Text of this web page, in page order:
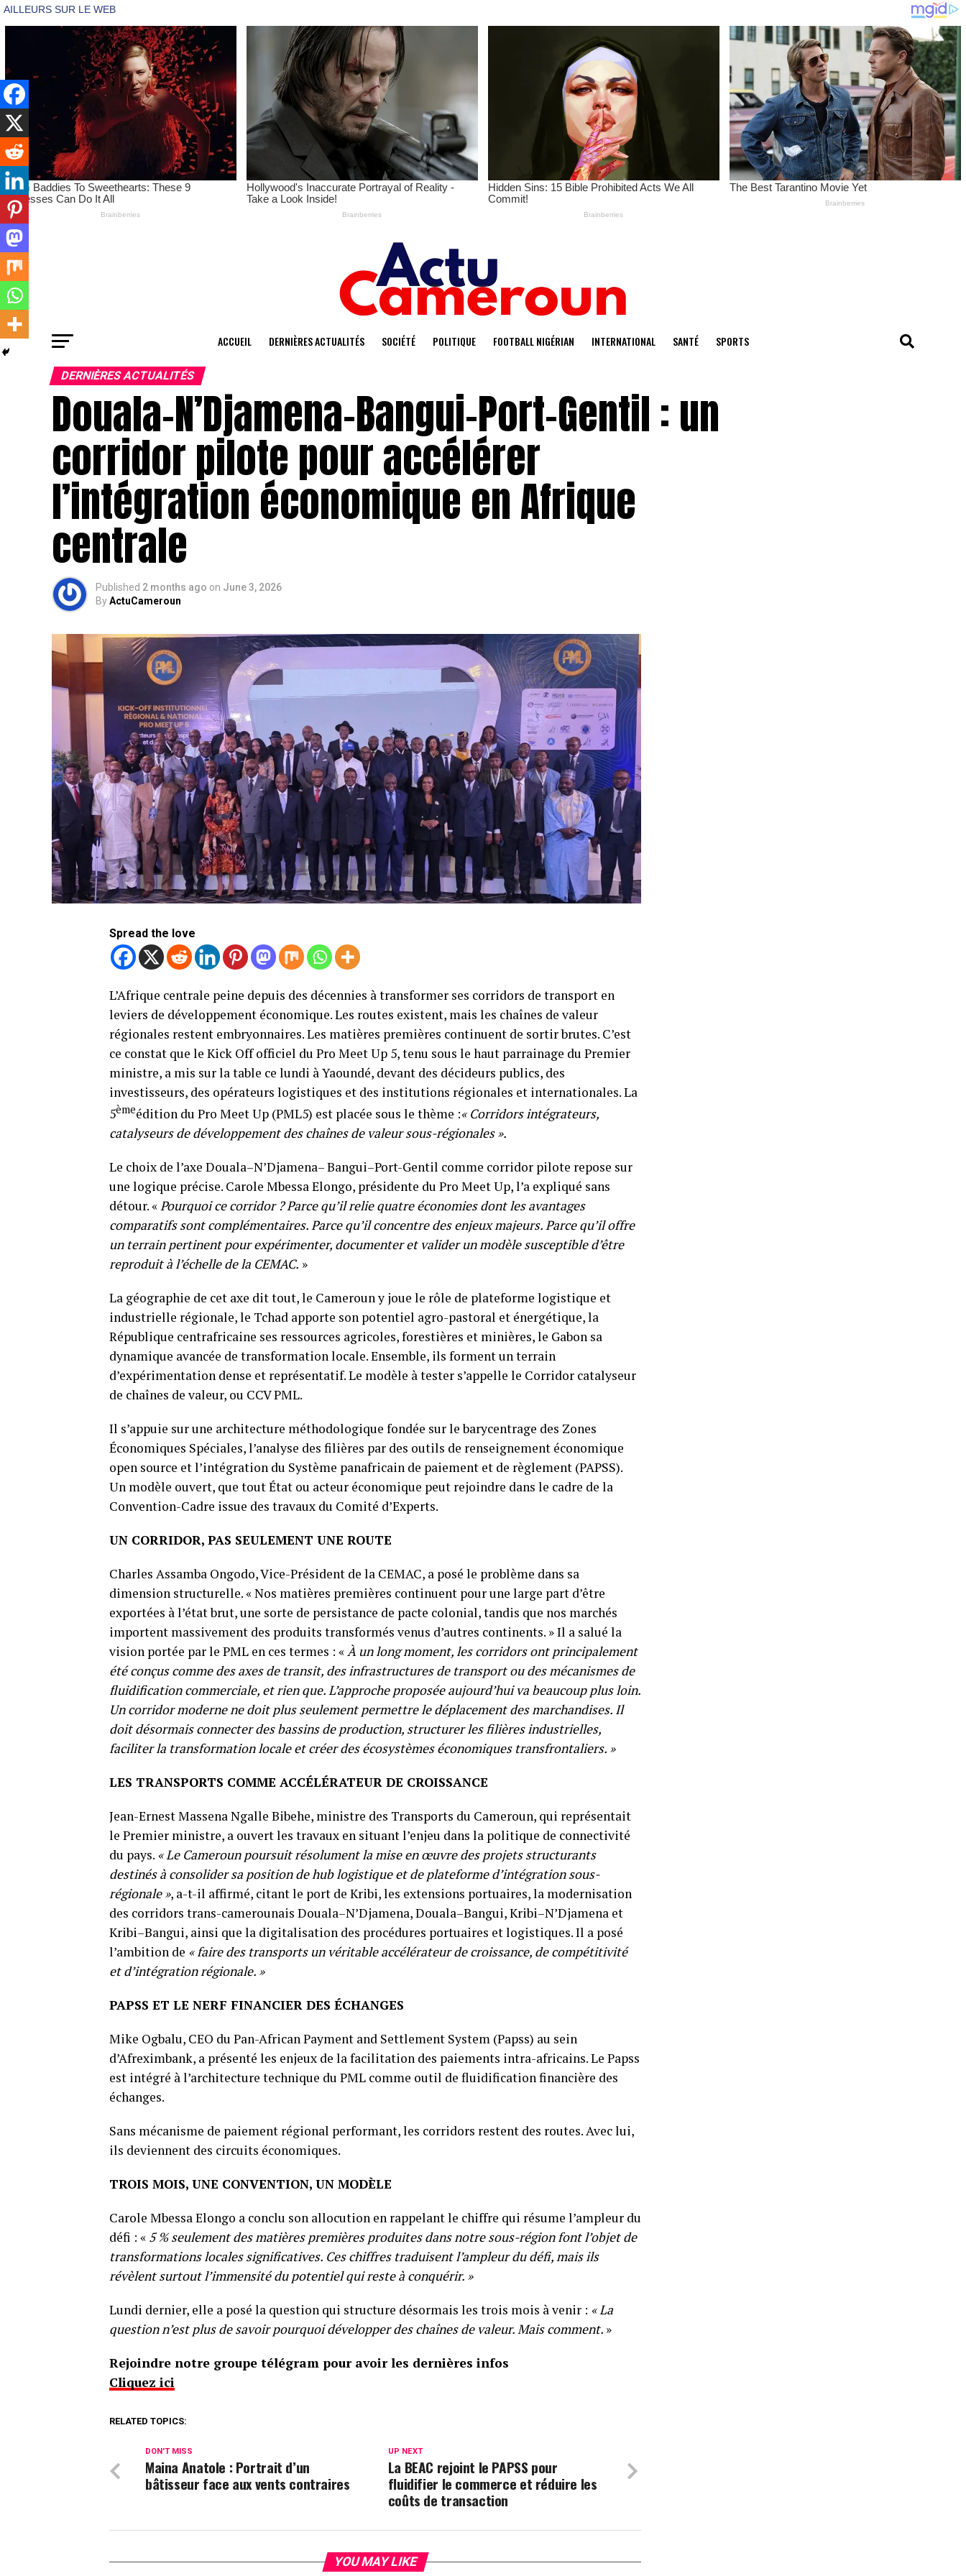
ACCUEIL DERNIÈRES ACTUALITÉS SOCIÉTÉ POLITIQUE FOOTBALL NIGÉRIAN INTERNATIONAL SANTÉ SPORTS
DERNIÈRES ACTUALITÉS
Douala–N’Djamena–Bangui–Port-Gentil : un
corridor pilote pour accélérer
l’intégration économique en Afrique
centrale
Published 2 months ago on June 3, 2026
ByActuCameroun
Spread the love
L’Afrique centrale peine depuis des décennies à transformer ses corridors de transport en
leviers de développement économique. Les routes existent, mais les chaînes de valeur
régionales restent embryonnaires. Les matières premières continuent de sortir brutes. C’est
ce constat que le Kick Off officiel du Pro Meet Up 5, tenu sous le haut parrainage du Premier
ministre, a mis sur la table ce lundi à Yaoundé, devant des décideurs publics, des
investisseurs, des opérateurs logistiques et des institutions régionales et internationales. La
5èmeédition du Pro Meet Up (PML5) est placée sous le thème :« Corridors intégrateurs,
catalyseurs de développement des chaînes de valeur sous-régionales ».
Le choix de l’axe Douala–N’Djamena– Bangui–Port-Gentil comme corridor pilote repose sur
une logique précise. Carole Mbessa Elongo, présidente du Pro Meet Up, l’a expliqué sans
détour. «Pourquoi ce corridor ? Parce qu’il relie quatre économies dont les avantages
comparatifs sont complémentaires. Parce qu’il concentre des enjeux majeurs. Parce qu’il offre
un terrain pertinent pour expérimenter, documenter et valider un modèle susceptible d’être
reproduit à l’échelle de la CEMAC. »
La géographie de cet axe dit tout, le Cameroun y joue le rôle de plateforme logistique et
industrielle régionale, le Tchad apporte son potentiel agro-pastoral et énergétique, la
République centrafricaine ses ressources agricoles, forestières et minières, le Gabon sa
dynamique avancée de transformation locale. Ensemble, ils forment un terrain
d’expérimentation dense et représentatif. Le modèle à tester s’appelle le Corridor catalyseur
de chaînes de valeur, ou CCV PML.
Il s’appuie sur une architecture méthodologique fondée sur le barycentrage des Zones
Économiques Spéciales, l’analyse des filières par des outils de renseignement économique
open source et l’intégration du Système panafricain de paiement et de règlement (PAPSS).
Un modèle ouvert, que tout État ou acteur économique peut rejoindre dans le cadre de la
Convention-Cadre issue des travaux du Comité d’Experts.
UN CORRIDOR, PAS SEULEMENT UNE ROUTE
Charles Assamba Ongodo, Vice-Président de la CEMAC, a posé le problème dans sa
dimension structurelle. « Nos matières premières continuent pour une large part d’être
exportées à l’état brut, une sorte de persistance de pacte colonial, tandis que nos marchés
importent massivement des produits transformés venus d’autres continents. » Il a salué la
vision portée par le PML en ces termes : «À un long moment, les corridors ont principalement
été conçus comme des axes de transit, des infrastructures de transport ou des mécanismes de
fluidification commerciale, et rien que. L’approche proposée aujourd’hui va beaucoup plus loin.
Un corridor moderne ne doit plus seulement permettre le déplacement des marchandises. Il
doit désormais connecter des bassins de production, structurer les filières industrielles,
faciliter la transformation locale et créer des écosystèmes économiques transfrontaliers. »
LES TRANSPORTS COMME ACCÉLÉRATEUR DE CROISSANCE
Jean-Ernest Massena Ngalle Bibehe, ministre des Transports du Cameroun, qui représentait
le Premier ministre, a ouvert les travaux en situant l’enjeu dans la politique de connectivité
du pays. « Le Cameroun poursuit résolument la mise en œuvre des projets structurants
destinés à consolider sa position de hub logistique et de plateforme d’intégration sous-
régionale », a-t-il affirmé, citant le port de Kribi, les extensions portuaires, la modernisation
des corridors trans-camerounais Douala–N’Djamena, Douala–Bangui, Kribi–N’Djamena et
Kribi–Bangui, ainsi que la digitalisation des procédures portuaires et logistiques. Il a posé
l’ambition de « faire des transports un véritable accélérateur de croissance, de compétitivité
et d’intégration régionale. »
PAPSS ET LE NERF FINANCIER DES ÉCHANGES
Mike Ogbalu, CEO du Pan-African Payment and Settlement System (Papss) au sein
d’Afreximbank, a présenté les enjeux de la facilitation des paiements intra-africains. Le Papss
est intégré à l’architecture technique du PML comme outil de fluidification financière des
échanges.
Sans mécanisme de paiement régional performant, les corridors restent des routes. Avec lui,
ils deviennent des circuits économiques.
TROIS MOIS, UNE CONVENTION, UN MODÈLE
Carole Mbessa Elongo a conclu son allocution en rappelant le chiffre qui résume l’ampleur du
défi : « 5 % seulement des matières premières produites dans notre sous-région font l’objet de
transformations locales significatives. Ces chiffres traduisent l’ampleur du défi, mais ils
révèlent surtout l’immensité du potentiel qui reste à conquérir. »
Lundi dernier, elle a posé la question qui structure désormais les trois mois à venir : « La
question n’est plus de savoir pourquoi développer des chaînes de valeur. Mais comment. »
Rejoindre notre groupe télégram pour avoir les dernières infos
Cliquez ici
RELATED TOPICS:
UP NEXT
La BEAC rejoint le PAPSS pour
fluidifier le commerce et réduire les
coûts de transaction
DON'T MISS
Maina Anatole : Portrait d’un
bâtisseur face aux vents contraires
YOU MAY LIKE